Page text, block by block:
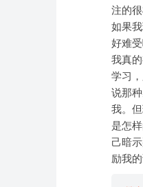
注的
如果
好难
我真
学习
说那
我。
是怎
己暗
励我